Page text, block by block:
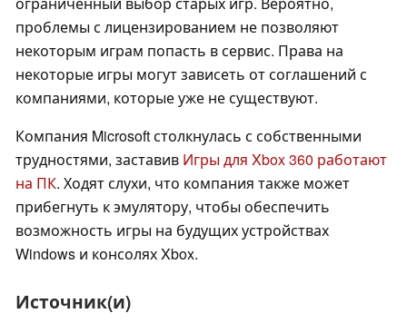
проблемы с лицензированием не позволяют
некоторым играм попасть в сервис. Права на
некоторые игры могут зависеть от соглашений с
компаниями, которые уже не существуют.
Компания Microsoft столкнулась с собственными
трудностями, заставив Игры для Xbox 360 работают
на ПК. Ходят слухи, что компания также может
прибегнуть к эмулятору, чтобы обеспечить
возможность игры на будущих устройствах
Windows и консолях Xbox.
Источник(и)